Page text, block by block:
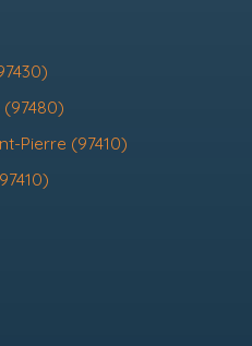
Pierre (97410)